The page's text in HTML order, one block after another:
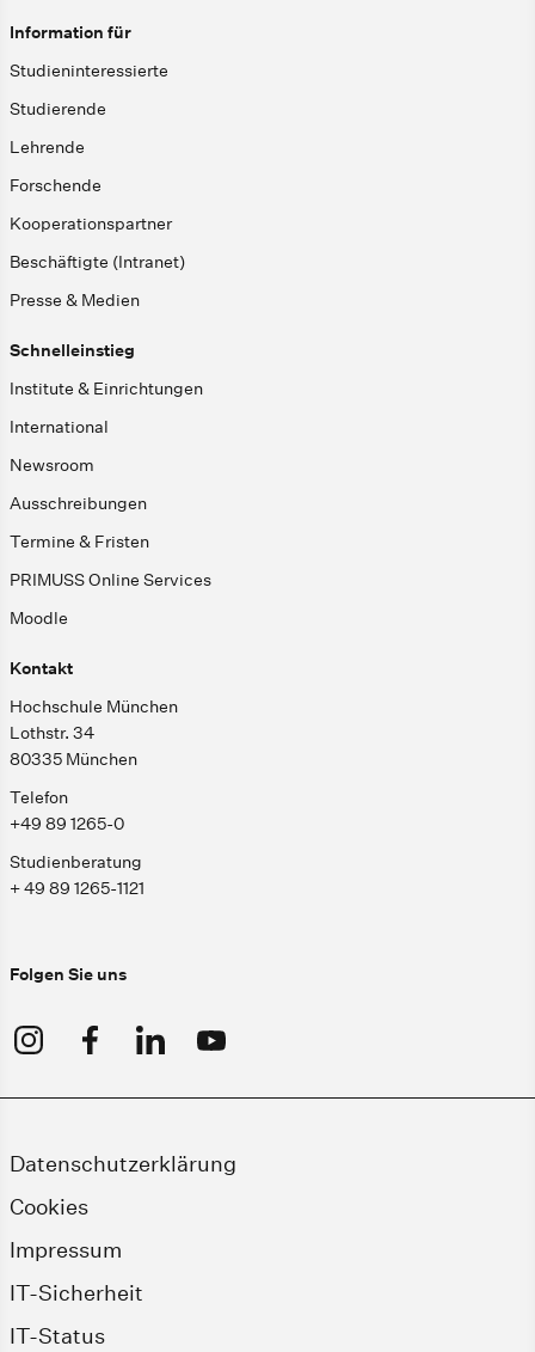
Information für
Studieninteressierte
Studierende
Lehrende
Forschende
Kooperationspartner
Beschäftigte (Intranet)
Presse & Medien
Schnelleinstieg
Institute & Einrichtungen
International
Newsroom
Ausschreibungen
Termine & Fristen
PRIMUSS Online Services
Moodle
Kontakt
Hochschule München
Lothstr. 34
80335 München
Telefon
+49 89 1265-0
Studienberatung
+ 49 89 1265-1121
Folgen Sie uns
Datenschutzerklärung
Cookies
Impressum
IT-Sicherheit
IT-Status